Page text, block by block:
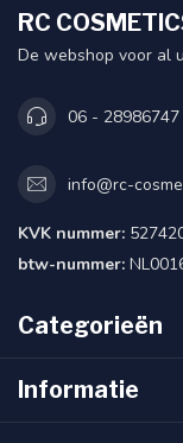
RC
De webshop voor al
06 - 28986747
info@rc-
KVK nummer:
btw-nummer:
Categorieën
Informatie